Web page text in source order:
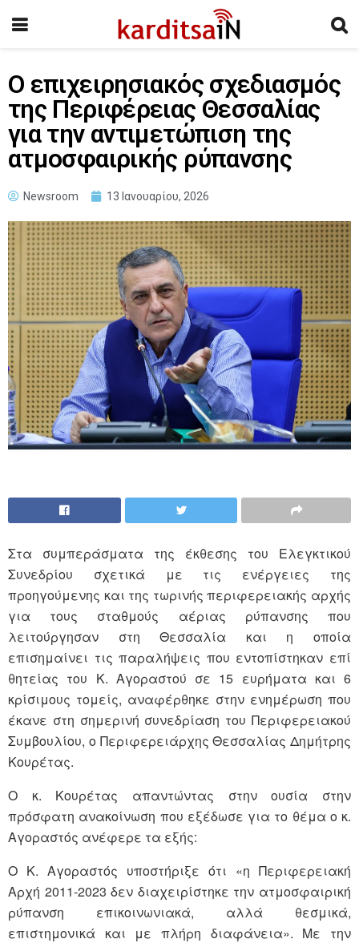
Ο επιχειρησιακός σχεδιασμός
της Περιφέρειας Θεσσαλίας
για την αντιμετώπιση της
ατμοσφαιρικής ρύπανσης
Newsroom 13 Ιανουαρίου, 2026
Στα συμπεράσματα της έκθεσης του Ελεγκτικού
Συνεδρίου σχετικά με τις ενέργειες της
προηγούμενης και της τωρινής περιφερειακής αρχής
για τους σταθμούς αέριας ρύπανσης που
λειτούργησαν στη Θεσσαλία και η οποία
επισημαίνει τις παραλήψεις που εντοπίστηκαν επί
θητείας του Κ. Αγοραστού σε 15 ευρήματα και 6
κρίσιμους τομείς, αναφέρθηκε στην ενημέρωση που
έκανε στη σημερινή συνεδρίαση του Περιφερειακού
Συμβουλίου, ο Περιφερειάρχης Θεσσαλίας Δημήτρης
Κουρέτας.
Ο κ. Κουρέτας απαντώντας στην ουσία στην
πρόσφατη ανακοίνωση που εξέδωσε για το θέμα ο κ.
Αγοραστός ανέφερε τα εξής:
Ο Κ. Αγοραστός υποστήριξε ότι «η Περιφερειακή
Αρχή 2011-2023 δεν διαχειρίστηκε την ατμοσφαιρική
ρύπανση επικοινωνιακά, αλλά θεσμικά,
επιστημονικά και με πλήρη διαφάνεια». Με την